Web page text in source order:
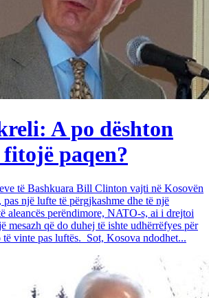
A po dështon
paqen?
të Bashkuara Bill Clinton vajti në Kosovën
një lufte të përgjkashme dhe të një
aleancës perëndimore, NATO-s, ai i drejtoi
mesazh që do duhej të ishte udhërrëfyes për
vinte pas luftës. Sot, Kosova ndodhet...